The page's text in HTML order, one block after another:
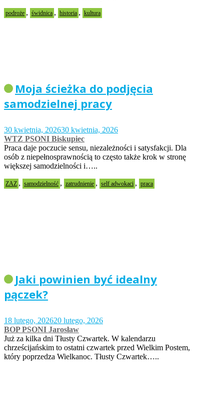
podroże , świdnica , historia , kultura
Moja ścieżka do podjęcia
samodzielnej pracy
30 kwietnia, 202630 kwietnia, 2026
WTZ PSONI Biskupiec
Praca daje poczucie sensu, niezależności i satysfakcji. Dla
osób z niepełnosprawnością to często także krok w stronę
większej samodzielności i…..
ZAZ , samodzielność , zatrudnienie , self adwokaci , praca
Jaki powinien być idealny
pączek?
18 lutego, 202620 lutego, 2026
BOP PSONI Jarosław
Już za kilka dni Tłusty Czwartek. W kalendarzu
chrześcijańskim to ostatni czwartek przed Wielkim Postem,
który poprzedza Wielkanoc. Tłusty Czwartek…..